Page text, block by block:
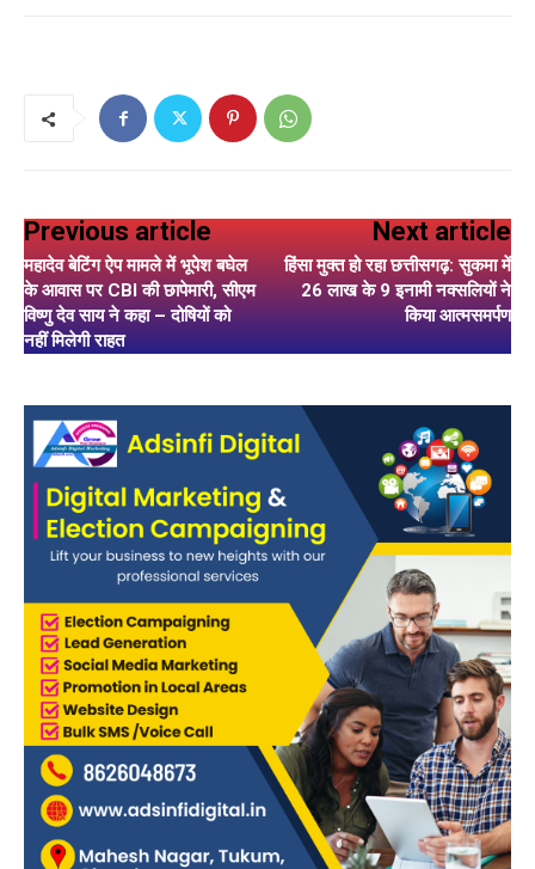
Previous article
महादेव बेटिंग ऐप मामले में भूपेश बघेल
के आवास पर CBI की छापेमारी, सीएम
विष्णु देव साय ने कहा – दोषियों को
नहीं मिलेगी राहत
Next article
हिंसा मुक्त हो रहा छत्तीसगढ़: सुकमा में
26 लाख के 9 इनामी नक्सलियों ने
किया आत्मसमर्पण